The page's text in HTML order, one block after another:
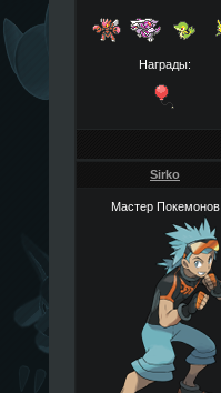
Награды:
Sirko
Мастер Покемонов